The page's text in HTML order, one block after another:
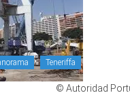
Teneriffa
© Autoridad